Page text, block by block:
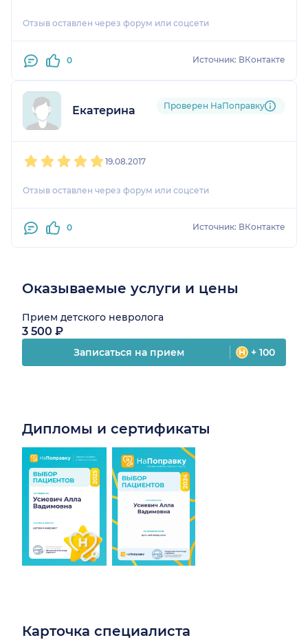
Отзыв оставлен через форум или соцсети
0 Источник: ВКонтакте
Екатерина Проверен НаПоправку
19.08.2017
Отзыв оставлен через форум или соцсети
0 Источник: ВКонтакте
Оказываемые услуги и цены
Прием детского невролога
3 500 ₽
Записаться на прием + 100
Дипломы и сертификаты
Карточка специалиста